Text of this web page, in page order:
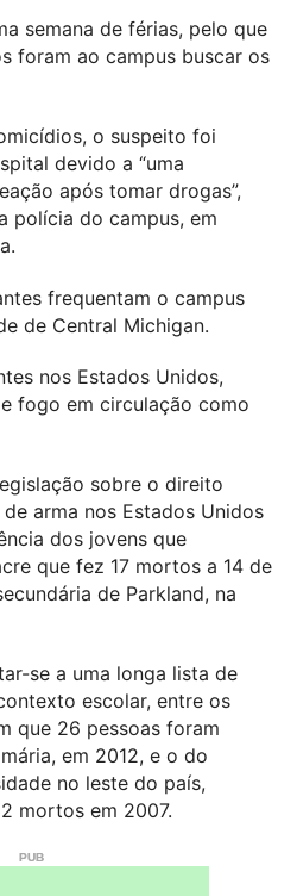
semana de férias, pelo que
foram ao campus buscar os
o suspeito foi
devido a “uma
após tomar drogas”,
polícia do campus, em
frequentam o campus
de Central Michigan.
nos Estados Unidos,
fogo em circulação como
sobre o direito
arma nos Estados Unidos
dos jovens que
que fez 17 mortos a 14 de
de Parkland, na
se a uma longa lista de
escolar, entre os
que 26 pessoas foram
em 2012, e o do
no leste do país,
mortos em 2007.